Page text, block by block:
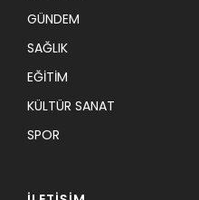
GÜNDEM
SAĞLIK
EĞİTİM
KÜLTÜR SANAT
SPOR